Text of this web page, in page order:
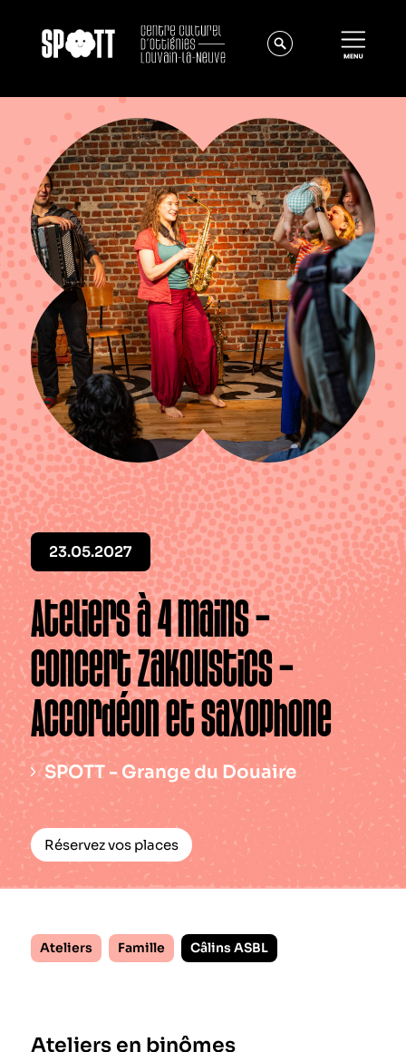
Actualités
À propos
Équipe
Instances
Offres d'emploi
Le périodique
Infos pratiques
Contact
23.05.2027
Ateliers à 4 mains –
Concert Zakoustics –
Accordéon et saxophone
SPOTT - Grange du Douaire
Réservez vos places
Ateliers Famille Câlins ASBL
Ateliers en binômes